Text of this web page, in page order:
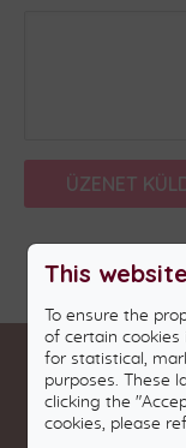
This
To ensure the
of certain cookies
for statistical,
purposes. These
clicking the
cookies, please